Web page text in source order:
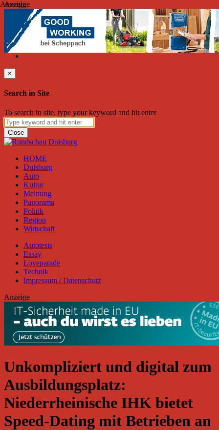
Donnerstag, August 06, 2026
Friend on Facebook Follow on Twitter Subscribe to RSS
Search
×
Search in Site
To search in site, type your keyword and hit enter
Close
HOME
Duisburg
Auto
Kultur
Meinung
Panorama
Politik
Region
Wirtschaft
Autotests
Essay
Loveparade
Technik
Impressum / Datenschutz
Anzeige
Unkompliziert und digital zum
Ausbildungsplatz:
Niederrheinische IHK bietet
Speed-Dating mit Betrieben an
Anzeige
Anzeige